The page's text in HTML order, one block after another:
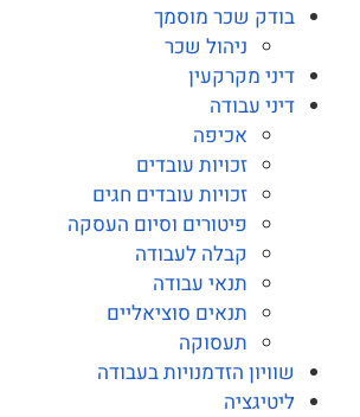
בודק שכר מוסמך
ניהול שכר
דיני מקרקעין
דיני עבודה
אכיפה
זכויות עובדים
זכויות עובדים חגים
פיטורים וסיום העסקה
קבלה לעבודה
תנאי עבודה
תנאים סוציאליים
תעסוקה
שוויון הזדמנויות בעבודה
ליטיגציה